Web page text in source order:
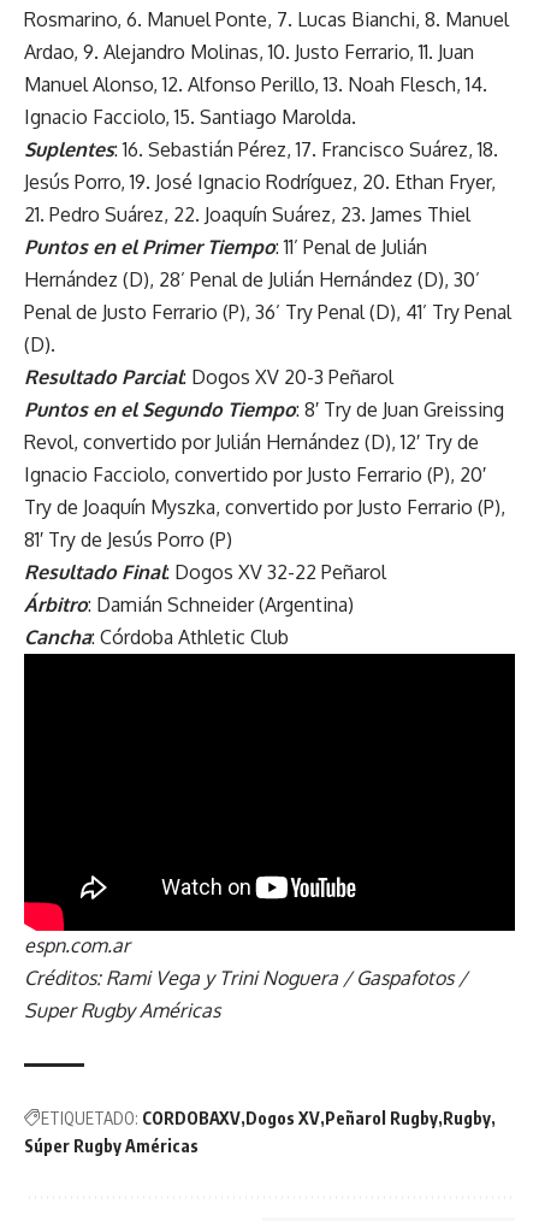
Rosmarino, 6. Manuel Ponte, 7. Lucas Bianchi, 8. Manuel
Ardao, 9. Alejandro Molinas, 10. Justo Ferrario, 11. Juan
Manuel Alonso, 12. Alfonso Perillo, 13. Noah Flesch, 14.
Ignacio Facciolo, 15. Santiago Marolda.
Suplentes: 16. Sebastián Pérez, 17. Francisco Suárez, 18.
Jesús Porro, 19. José Ignacio Rodríguez, 20. Ethan Fryer,
21. Pedro Suárez, 22. Joaquín Suárez, 23. James Thiel
Puntos en el Primer Tiempo: 11’ Penal de Julián
Hernández (D), 28’ Penal de Julián Hernández (D), 30’
Penal de Justo Ferrario (P), 36’ Try Penal (D), 41’ Try Penal
(D).
Resultado Parcial: Dogos XV 20-3 Peñarol
Puntos en el Segundo Tiempo: 8′ Try de Juan Greissing
Revol, convertido por Julián Hernández (D), 12′ Try de
Ignacio Facciolo, convertido por Justo Ferrario (P), 20′
Try de Joaquín Myszka, convertido por Justo Ferrario (P),
81′ Try de Jesús Porro (P)
Resultado Final: Dogos XV 32-22 Peñarol
Árbitro: Damián Schneider (Argentina)
Cancha: Córdoba Athletic Club
espn.com.ar
Créditos: Rami Vega y Trini Noguera / Gaspafotos /
Super Rugby Américas
ETIQUETADO: CORDOBAXV Dogos XV Peñarol Rugby Rugby
Súper Rugby Américas